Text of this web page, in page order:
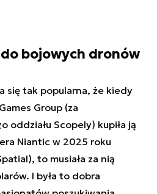
bojowych dronów
się tak popularna, że kiedy
Group (za
oddziału Scopely) kupiła ją
Niantic w 2025 roku
to musiała za nią
I była to dobra